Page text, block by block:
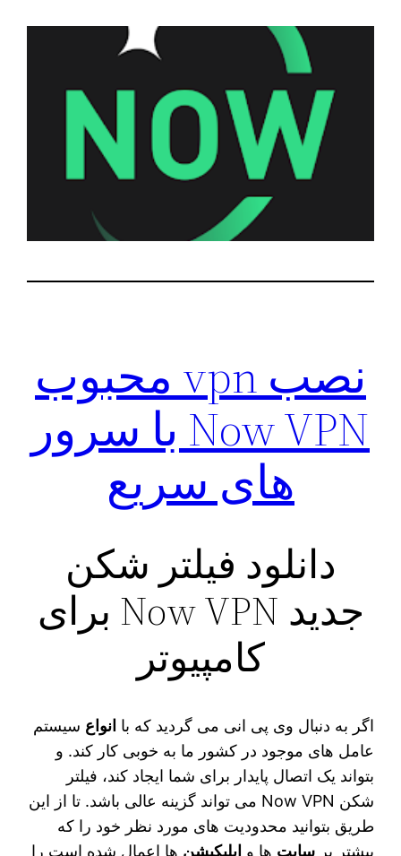
نصب vpn محبوب
Now VPN با سرور
های سریع
دانلود فیلتر شکن
جدید Now VPN برای
کامپیوتر
اگر به دنبال وی پی انی می‌ گردید که با انواع سیستم
عامل‌ های موجود در کشور ما به خوبی کار کند. و
بتواند یک اتصال پایدار برای شما ایجاد کند، فیلتر
شکن Now VPN می‌ تواند گزینه عالی باشد. تا از این
طریق بتوانید محدودیت‌ های مورد نظر خود را که
بیشتر برسایت‌ ها و اپلیکیشن‌ ها اعمال شده است را